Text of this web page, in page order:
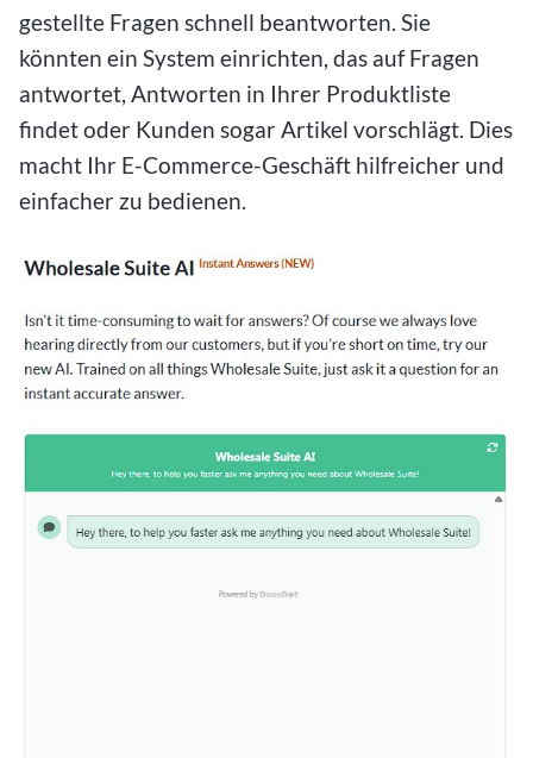
gestellte Fragen schnell beantworten. Sie
könnten ein System einrichten, das auf Fragen
antwortet, Antworten in Ihrer Produktliste
findet oder Kunden sogar Artikel vorschlägt. Dies
macht Ihr E-Commerce-Geschäft hilfreicher und
einfacher zu bedienen.